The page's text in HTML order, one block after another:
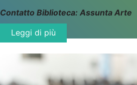
Contatto Biblioteca: Assunta Arte
Leggi di più